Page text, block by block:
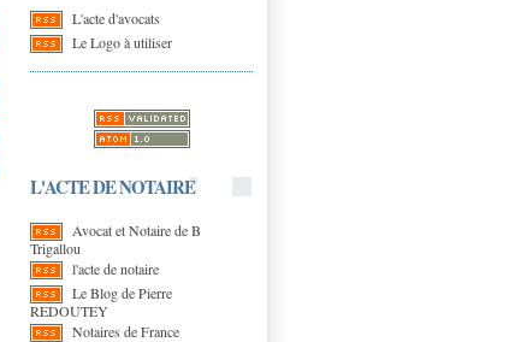
L'acte d'avocats
Le Logo à utiliser
L'ACTE DE NOTAIRE
Avocat et Notaire de B
Trigallou
l'acte de notaire
Le Blog de Pierre
REDOUTEY
Notaires de France